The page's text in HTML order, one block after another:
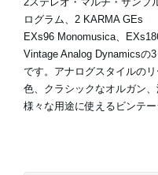
ログラム、2 KARMA GEs
EXs96 Monomusica、
Vintage Analog Dynamicsの
です。アナログスタイルの
色、クラシックなオルガン
様々な用途に使えるビンテ